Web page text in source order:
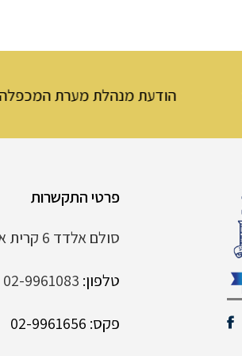
הודעת מנהלת מערת המכפלה
פרטי התקשרות
סולם אלדד 6 קרית ארבע
טלפון: 02-9961083
פקס: 02-9961656